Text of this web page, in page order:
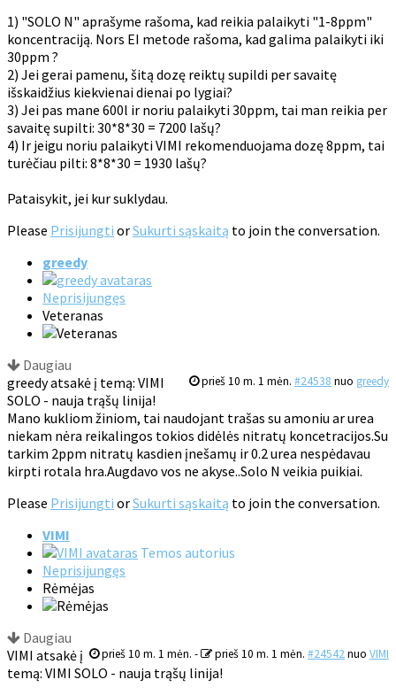
1) "SOLO N" aprašyme rašoma, kad reikia palaikyti "1-8ppm"
koncentraciją. Nors EI metode rašoma, kad galima palaikyti iki
30ppm ?
2) Jei gerai pamenu, šitą dozę reiktų supildi per savaitę
išskaidžius kiekvienai dienai po lygiai?
3) Jei pas mane 600l ir noriu palaikyti 30ppm, tai man reikia per
savaitę supilti: 30*8*30 = 7200 lašų?
4) Ir jeigu noriu palaikyti VIMI rekomenduojama dozę 8ppm, tai
turėčiau pilti: 8*8*30 = 1930 lašų?
Pataisykit, jei kur suklydau.
Please Prisijungti orSukurti sąskaitą to join the conversation.
greedy
Neprisijungęs
Veteranas
Daugiau
prieš 10 m. 1 mėn. #24538 nuo greedy
greedy atsakė į temą: VIMI
SOLO - nauja trąšų linija!
Mano kukliom žiniom, tai naudojant trašas su amoniu ar urea
niekam nėra reikalingos tokios didėlės nitratų koncetracijos.Su
tarkim 2ppm nitratų kasdien įnešamų ir 0.2 urea nespėdavau
kirpti rotala hra.Augdavo vos ne akyse..Solo N veikia puikiai.
Please Prisijungti orSukurti sąskaitą to join the conversation.
VIMI
Temos autorius
Neprisijungęs
Rėmėjas
Daugiau
prieš 10 m. 1 mėn. - prieš 10 m. 1 mėn. #24542nuo VIMI
VIMI atsakė į
temą: VIMI SOLO - nauja trąšų linija!